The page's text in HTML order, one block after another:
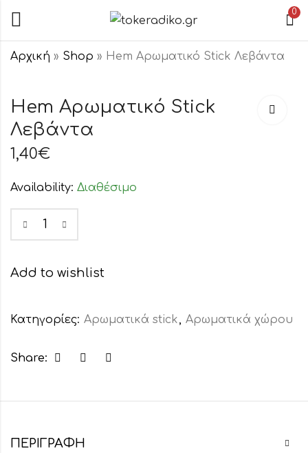
0
Αρχική » Shop » Hem Αρωματικό Stick Λεβάντα
Hem
Αρωματικά
Stick Baby
Hem Αρωματικό Stick
Λεβάντα
1,40€
Availability: Διαθέσιμο
Add to wishlist
Κατηγορίες: Αρωματικά stick, Αρωματικά χώρου
Share:
ΠΕΡΙΓΡΑΦΉ